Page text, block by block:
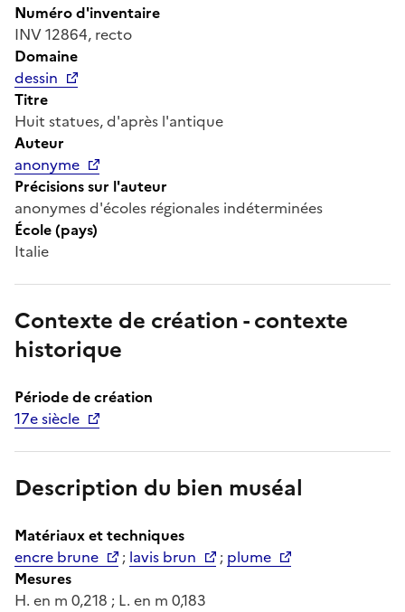
Numéro d'inventaire
INV 12864, recto
Domaine
dessin
Titre
Huit statues, d'après l'antique
Auteur
anonyme
Précisions sur l'auteur
anonymes d'écoles régionales indéterminées
École (pays)
Italie
Contexte de création - contexte
historique
Période de création
17e siècle
Description du bien muséal
Matériaux et techniques
encre brune
; lavis brun ; plume
Mesures
H. en m 0,218 ; L. en m 0,183